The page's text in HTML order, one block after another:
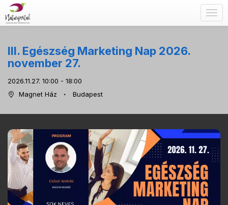
III. Egészség Marketing Nap 2026.
november 27.
2026.11.27. 10:00 - 18:00
Magnet Ház
Budapest